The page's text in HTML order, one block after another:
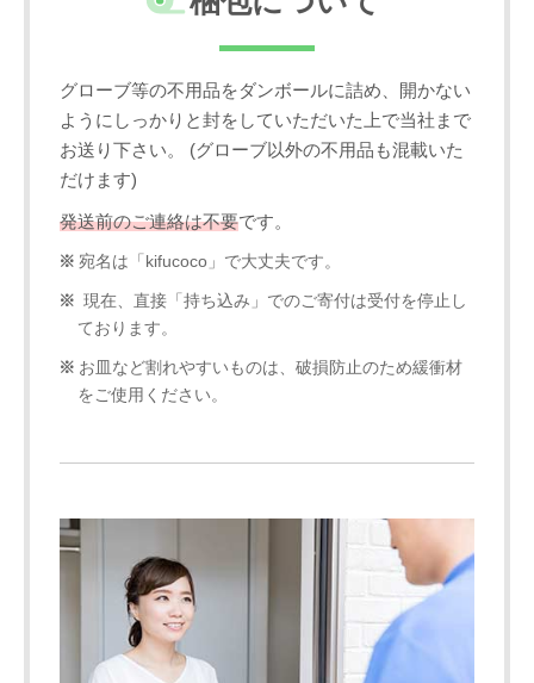
グローブ等の不用品をダンボールに詰め、開かない
ようにしっかりと封をしていただいた上で当社まで
お送り下さい。 (グローブ以外の不用品も混載いた
だけます)
発送前のご連絡は不要です。
宛名は「kifucoco」で大丈夫です。
現在、直接「持ち込み」でのご寄付は受付を停止し
ております。
お皿など割れやすいものは、破損防止のため緩衝材
をご使用ください。